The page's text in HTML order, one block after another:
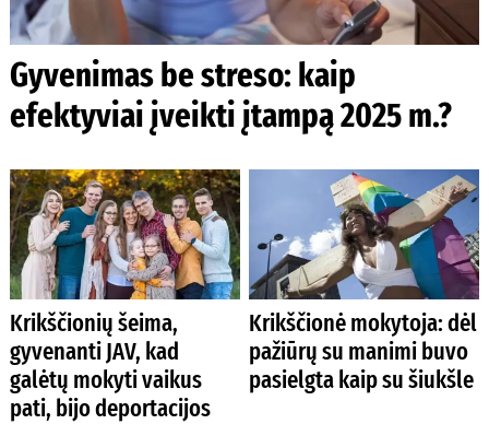
Gyvenimas be streso: kaip
efektyviai įveikti įtampą 2025 m.?
Krikščionių šeima,
gyvenanti JAV, kad
galėtų mokyti vaikus
pati, bijo deportacijos
Krikščionė mokytoja: dėl
pažiūrų su manimi buvo
pasielgta kaip su šiukšle